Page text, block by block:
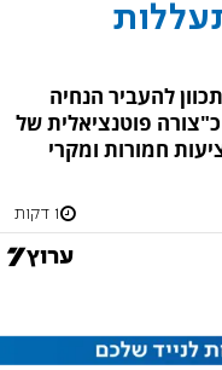
להעביר הנחיה
פוטנציאלית של
חמורות ומקרי
1 דקות